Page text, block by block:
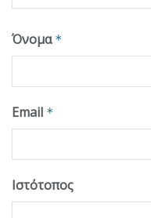
Όνομα *
Email *
Ιστότοπος